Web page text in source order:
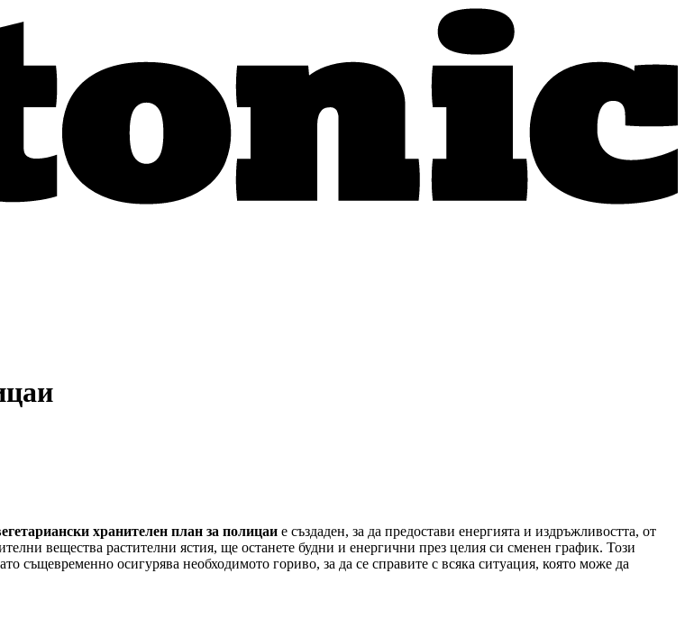
хранителен план за полицаи е създаден, за да предостави енергията и издръжливостта, от
вещества растителни ястия, ще останете будни и енергични през целия си сменен график. Този
същевременно осигурява необходимото гориво, за да се справите с всяка ситуация, която може да